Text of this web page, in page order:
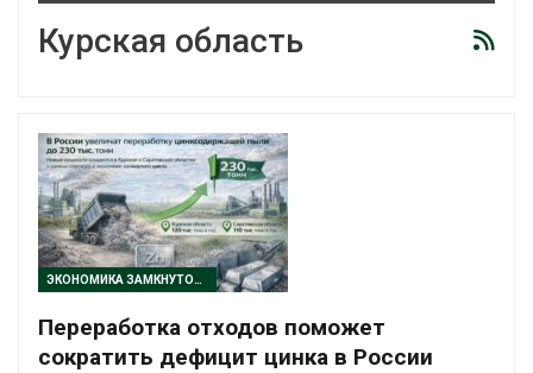
Курская область
ЭКОНОМИКА ЗАМКНУТОГО ЦИКЛА
Переработка отходов поможет
сократить дефицит цинка в России